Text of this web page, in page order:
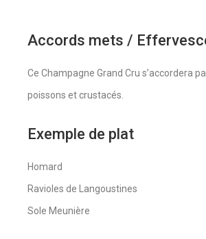
Accords mets /
Ce Champagne Grand Cru s’accordera
poissons et crustacés.
Exemple de plat
Homard
Ravioles de Langoustines
Sole Meunière